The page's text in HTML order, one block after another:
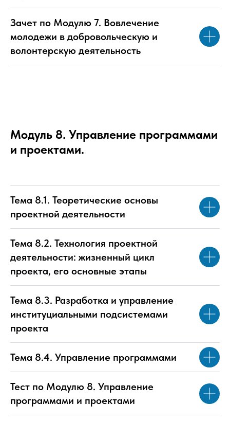
Зачет по Модулю 7. Вовлечение
молодежи в добровольческую и
волонтерскую деятельность
Модуль 8. Управление программами
и проектами.
Тема 8.1. Теоретические основы
проектной деятельности
Тема 8.2. Технология проектной
деятельности: жизненный цикл
проекта, его основные этапы
Тема 8.3. Разработка и управление
институциальными подсистемами
проекта
Тема 8.4. Управление программами
Тест по Модулю 8. Управление
программами и проектами